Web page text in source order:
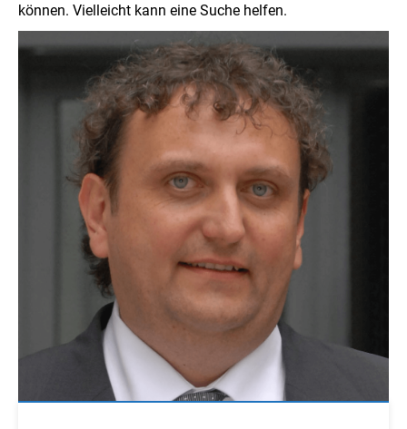
können. Vielleicht kann eine Suche helfen.